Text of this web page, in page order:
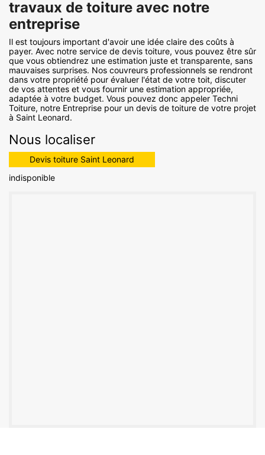
travaux de toiture avec notre
entreprise
Il est toujours important d'avoir une idée claire des coûts à
payer. Avec notre service de devis toiture, vous pouvez être sûr
que vous obtiendrez une estimation juste et transparente, sans
mauvaises surprises. Nos couvreurs professionnels se rendront
dans votre propriété pour évaluer l'état de votre toit, discuter
de vos attentes et vous fournir une estimation appropriée,
adaptée à votre budget. Vous pouvez donc appeler Techni
Toiture, notre Entreprise pour un devis de toiture de votre projet
à Saint Leonard.
Nous localiser
Devis toiture Saint Leonard
indisponible